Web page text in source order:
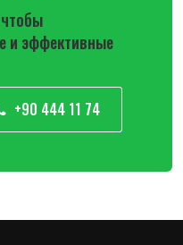
чтобы
и эффективные
+90 444 11 74